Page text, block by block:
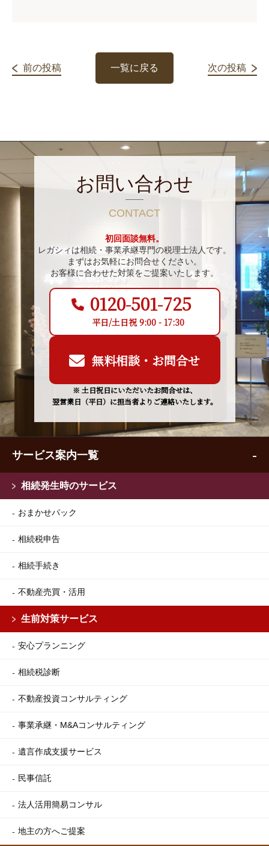
前の投稿 一覧に戻る 次の投稿
お問い合わせ
CONTACT
初回面談無料。
レガシィは相続・事業承継専門の税理士法人です。
まずはお気軽にお問合せください。
お客様に合わせた対策をご提案いたします。
0120-501-725
平日/土日祝 9:00 - 17:30
無料相談・お問合せ
※ 土日祝日にいただいたお問合せは、
翌営業日（平日）に担当者よりご連絡いたします。
サービス案内一覧
相続発生時のサービス
おまかせパック
相続税申告
相続手続き
不動産売買・活用
生前対策サービス
安心プランニング
相続税診断
不動産投資コンサルティング
事業承継・M&Aコンサルティング
遺言作成支援サービス
民事信託
法人活用簡易コンサル
地主の方へご提案